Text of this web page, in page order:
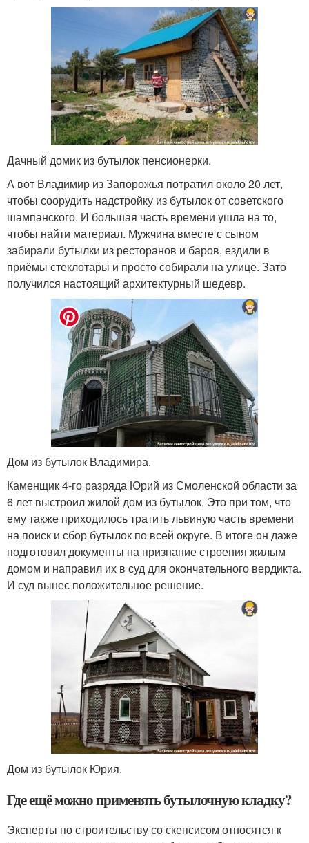
Дачный домик из бутылок пенсионерки.
А вот Владимир из Запорожья потратил около 20 лет,
чтобы соорудить надстройку из бутылок от советского
шампанского. И большая часть времени ушла на то,
чтобы найти материал. Мужчина вместе с сыном
забирали бутылки из ресторанов и баров, ездили в
приёмы стеклотары и просто собирали на улице. Зато
получился настоящий архитектурный шедевр.
Дом из бутылок Владимира.
Каменщик 4-го разряда Юрий из Смоленской области за
6 лет выстроил жилой дом из бутылок. Это при том, что
ему также приходилось тратить львиную часть времени
на поиск и сбор бутылок по всей округе. В итоге он даже
подготовил документы на признание строения жилым
домом и направил их в суд для окончательного вердикта.
И суд вынес положительное решение.
Дом из бутылок Юрия.
Где ещё можно применять бутылочную кладку?
Эксперты по строительству со скепсисом относятся к